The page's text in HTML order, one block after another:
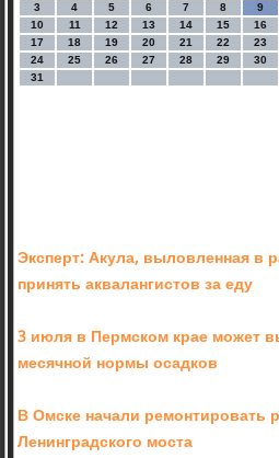
3
4 5 6 7 8
9
10
11 12 13 14 15
16
17
18 19 20 21 22
23
24
25 26 27 28 29
30
31
Эксперт: Акула, выловленная в
принять аквалангистов за еду
3 июля в Пермском крае может
месячной нормы осадков
В Омске начали ремонтировать
Ленинградского моста